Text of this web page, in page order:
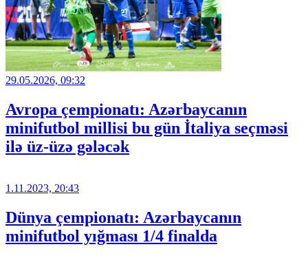
29.05.2026, 09:32
Avropa çempionatı: Azərbaycanın
minifutbol millisi bu gün İtaliya seçməsi
ilə üz-üzə gələcək
1.11.2023, 20:43
Dünya çempionatı: Azərbaycanın
minifutbol yığması 1/4 finalda